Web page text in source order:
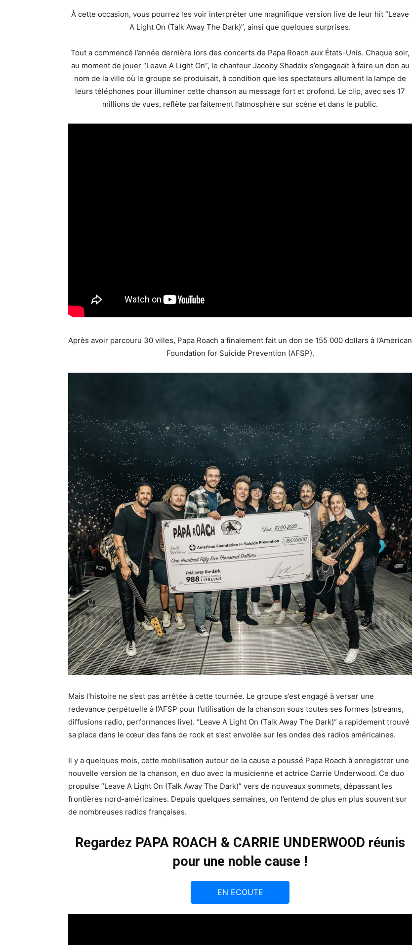
À cette occasion, vous pourrez les voir interpréter une magnifique version live de leur hit “Leave
A Light On (Talk Away The Dark)”, ainsi que quelques surprises.
Tout a commencé l’année dernière lors des concerts de Papa Roach aux États-Unis. Chaque soir,
au moment de jouer “Leave A Light On”, le chanteur Jacoby Shaddix s’engageait à faire un don au
nom de la ville où le groupe se produisait, à condition que les spectateurs allument la lampe de
leurs téléphones pour illuminer cette chanson au message fort et profond. Le clip, avec ses 17
millions de vues, reflète parfaitement l’atmosphère sur scène et dans le public.
Après avoir parcouru 30 villes, Papa Roach a finalement fait un don de 155 000 dollars à l’American
Foundation for Suicide Prevention (AFSP).
Mais l’histoire ne s’est pas arrêtée à cette tournée. Le groupe s’est engagé à verser une
redevance perpétuelle à l’AFSP pour l’utilisation de la chanson sous toutes ses formes (streams,
diffusions radio, performances live). “Leave A Light On (Talk Away The Dark)” a rapidement trouvé
sa place dans le cœur des fans de rock et s’est envolée sur les ondes des radios américaines.
Il y a quelques mois, cette mobilisation autour de la cause a poussé Papa Roach à enregistrer une
nouvelle version de la chanson, en duo avec la musicienne et actrice Carrie Underwood. Ce duo
propulse “Leave A Light On (Talk Away The Dark)” vers de nouveaux sommets, dépassant les
frontières nord-américaines. Depuis quelques semaines, on l’entend de plus en plus souvent sur
de nombreuses radios françaises.
Regardez PAPA ROACH & CARRIE UNDERWOOD réunis
pour une noble cause !
EN ECOUTE